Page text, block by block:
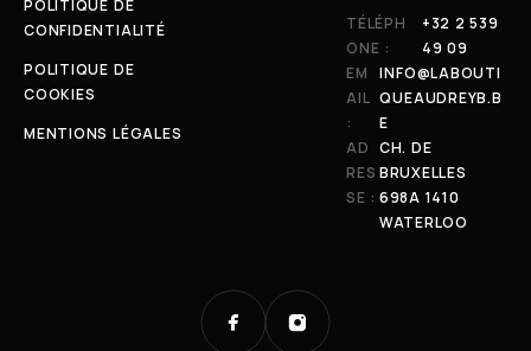
POLITIQUE DE
CONFIDENTIALITÉ
POLITIQUE DE
COOKIES
MENTIONS LÉGALES
TÉLÉPH
ONE :
+32 2 539
49 09
EM
AIL
:
INFO@LABOUTI
QUEAUDREYB.B
E
AD
RES
SE :
CH. DE
BRUXELLES
698A 1410
WATERLOO